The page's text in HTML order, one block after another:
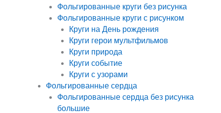
Фольгированные круги без рисунка
Фольгированные круги с рисунком
Круги на День рождения
Круги герои мультфильмов
Круги природа
Круги событие
Круги с узорами
Фольгированные сердца
Фольгированные сердца без рисунка
большие